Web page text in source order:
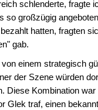
schlenderte, fragte
so großzügig
hatten, fragten
gab.
einem strategisch
der Szene würden
Diese Kombination
Glek traf, einen